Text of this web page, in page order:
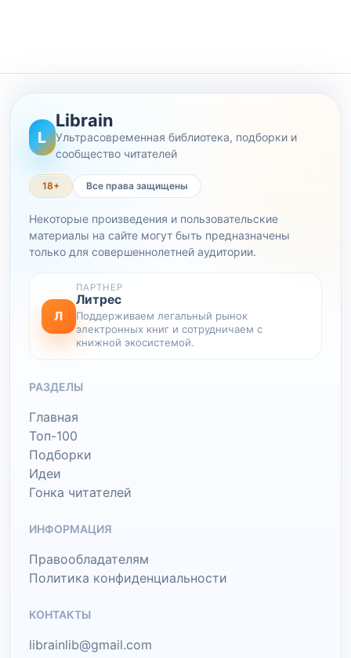
L
Librain
Ультрасовременная библиотека, подборки и
сообщество читателей
18+ Все права защищены
Некоторые произведения и пользовательские
материалы на сайте могут быть предназначены
только для совершеннолетней аудитории.
Л
ПАРТНЕР
Литрес
Поддерживаем легальный рынок
электронных книг и сотрудничаем с
книжной экосистемой.
РАЗДЕЛЫ
Главная
Топ-100
Подборки
Идеи
Гонка читателей
ИНФОРМАЦИЯ
Правообладателям
Политика конфиденциальности
КОНТАКТЫ
librainlib@gmail.com